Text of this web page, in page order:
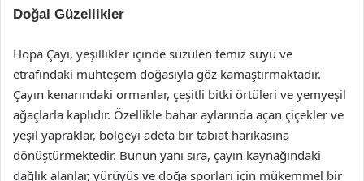
Doğal Güzellikler
Hopa Çayı, yeşillikler içinde süzülen temiz suyu ve
etrafındaki muhteşem doğasıyla göz kamaştırmaktadır.
Çayın kenarındaki ormanlar, çeşitli bitki örtüleri ve yemyeşil
ağaçlarla kaplıdır. Özellikle bahar aylarında açan çiçekler ve
yeşil yapraklar, bölgeyi adeta bir tabiat harikasına
dönüştürmektedir. Bunun yanı sıra, çayın kaynağındaki
dağlık alanlar, yürüyüş ve doğa sporları için mükemmel bir